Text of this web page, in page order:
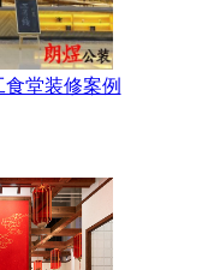
堂装修案例